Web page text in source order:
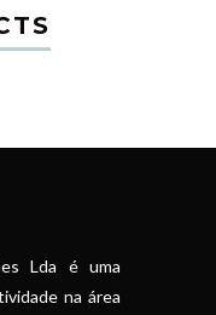
Lda é uma
na área